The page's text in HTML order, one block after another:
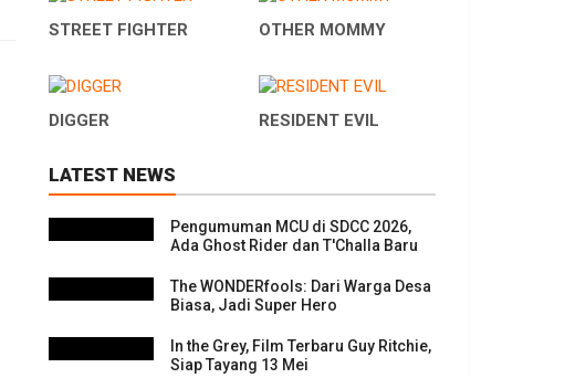
STREET FIGHTER OTHER MOMMY
DIGGER RESIDENT EVIL
LATEST NEWS
Pengumuman MCU di SDCC 2026,
Ada Ghost Rider dan T'Challa Baru
The WONDERfools: Dari Warga Desa
Biasa, Jadi Super Hero
In the Grey, Film Terbaru Guy Ritchie,
Siap Tayang 13 Mei